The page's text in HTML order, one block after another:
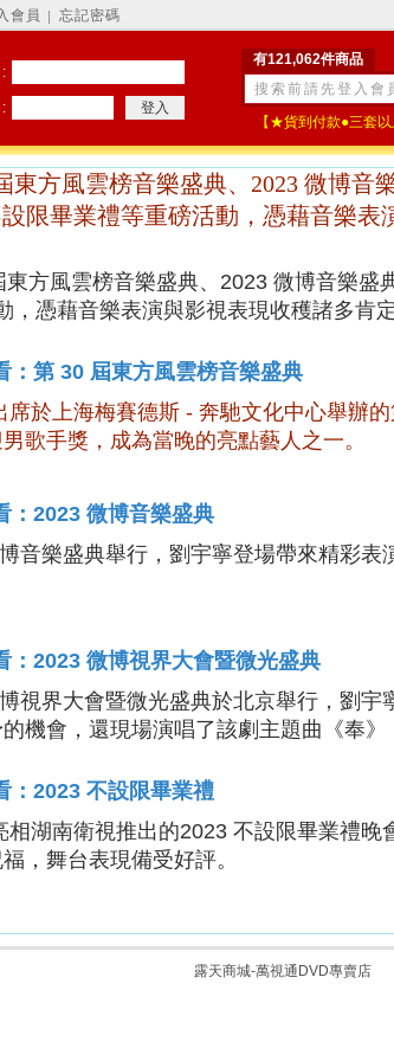
會員 忘記密碼
有121,062件商品
【★貨到付款●三套
東方風雲榜音樂盛典、2023 微博音
限畢業禮等重磅活動，憑藉音樂表
東方風雲榜音樂盛典、 2023 微博音樂盛
，憑藉音樂表演與影視表現收穫諸多肯定
：第 30 屆東方風雲榜音樂盛典
於上海梅賽德斯 - 奔馳文化中心舉辦的
歌手獎，成為當晚的亮點藝人之一。
：2023 微博音樂盛典
音樂盛典舉行，劉宇寧登場帶來精彩表
：2023 微博視界大會暨微光盛典
視界大會暨微光盛典於北京舉行，劉宇
機會，還現場演唱了該劇主題曲《奉》
：2023 不設限畢業禮
相湖南衛視推出的2023 不設限畢業禮晚
，舞台表現備受好評。
露天商城-萬視通DVD專賣店